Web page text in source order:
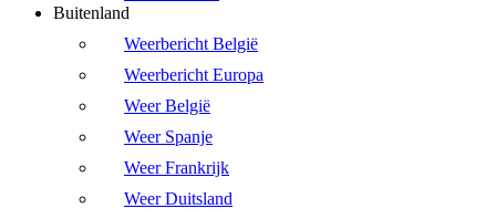
Buitenland
Weerbericht België
Weerbericht Europa
Weer België
Weer Spanje
Weer Frankrijk
Weer Duitsland